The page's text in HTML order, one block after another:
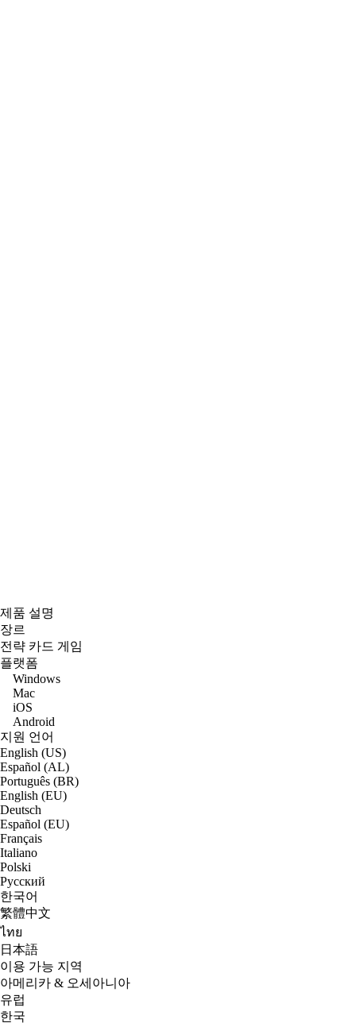
제품 설명
장르
전략 카드 게임
플랫폼
Windows
Mac
iOS
Android
지원 언어
English (US)
Español (AL)
Português (BR)
English (EU)
Deutsch
Español (EU)
Français
Italiano
Polski
Русский
한국어
繁體中文
ไทย
日本語
이용 가능 지역
아메리카 & 오세아니아
유럽
한국